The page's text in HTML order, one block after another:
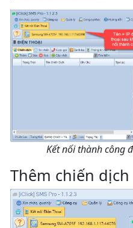
Kết nối thành công
Thêm chiến